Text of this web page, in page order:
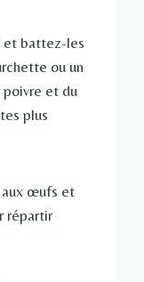
et battez-les
ou un
et du
plus
œufs et
répartir